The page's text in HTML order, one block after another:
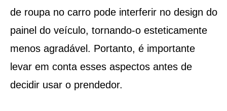
de roupa no carro pode interferir no design do
painel do veículo, tornando-o esteticamente
menos agradável. Portanto, é importante
levar em conta esses aspectos antes de
decidir usar o prendedor.